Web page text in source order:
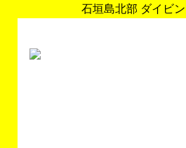
石垣島北部 ダイビ